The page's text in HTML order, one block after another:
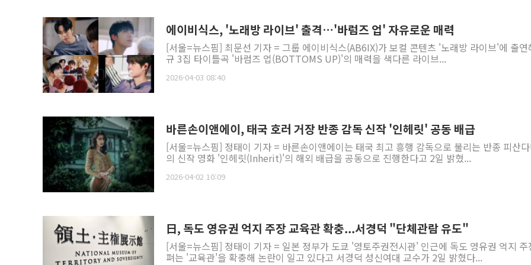
에이비식스, '노래방 라이브' 출격…'바럼즈 업' 자유로운 매력
[서울=뉴스핌] 최문선 기자 = 그룹 에이비식스(AB6IX)가 보컬 콘텐츠 '노래방 라이브'에 출연
규 3집 타이틀곡 '바럼즈 업(BOTTOMS UP)'의 매력을 색다른 라이브...
2026-04-03 08:40
바른손이앤에이, 태국 호러 거장 반종 감독 신작 '인헤릿' 공동 배급
[서울=뉴스핌] 정태이 기자 = 바른손이앤에이는 태국 최고 흥행 감독으로 불리는 반종 피산
의 신작 영화 '인헤릿(Inherit)'의 해외 배급을 공동으로 진행한다고 2일 밝혔...
2026-04-02 10:09
日, 독도 영유권 억지 주장 교육관 확충...서경덕 "단체관람 유도"
[서울=뉴스핌] 정태이 기자 = 일본 정부가 도쿄 '영토주권전시관' 인근에 독도 영유권 억지 주
펴는 '교육관'을 확충해 논란이 일고 있다고 서경덕 성신여대 교수가 2일 밝혔다...